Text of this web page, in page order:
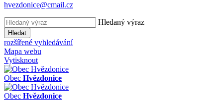
hvezdonice@cmail.cz
Hledaný výraz
Hledat
rozšířené vyhledávání
Mapa webu
Vytisknout
Obec Hvězdonice
Obec Hvězdonice